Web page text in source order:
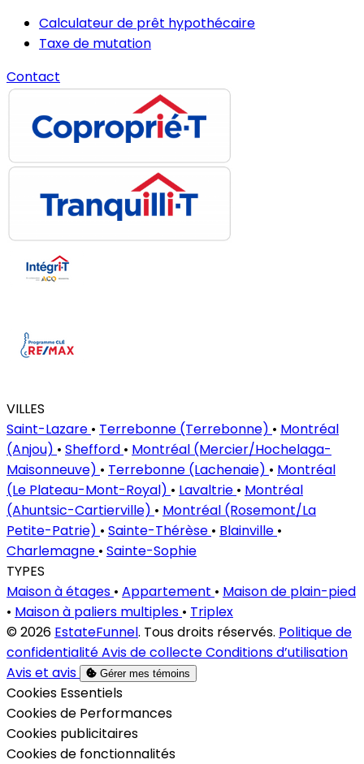
Calculateur de prêt hypothécaire
Taxe de mutation
Contact
VILLES
Saint-Lazare • Terrebonne (Terrebonne) • Montréal
(Anjou) • Shefford • Montréal (Mercier/Hochelaga-
Maisonneuve) • Terrebonne (Lachenaie) • Montréal
(Le Plateau-Mont-Royal) • Lavaltrie • Montréal
(Ahuntsic-Cartierville) • Montréal (Rosemont/La
Petite-Patrie) • Sainte-Thérèse • Blainville •
Charlemagne • Sainte-Sophie
TYPES
Maison à étages • Appartement • Maison de plain-pied
• Maison à paliers multiples • Triplex
© 2026 EstateFunnel. Tous droits réservés. Politique de
confidentialitéAvis de collecteConditions d’utilisation
Avis et avis
Gérer mes témoins
Activer
Cookies Essentiels
Activer
Cookies de Performances
Activer
Cookies publicitaires
Activer
Cookies de fonctionnalités